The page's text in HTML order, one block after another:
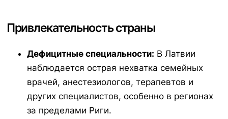
Привлекательность страны
Дефицитные специальности: В Латвии
наблюдается острая нехватка семейных
врачей, анестезиологов, терапевтов и
других специалистов, особенно в регионах
за пределами Риги.